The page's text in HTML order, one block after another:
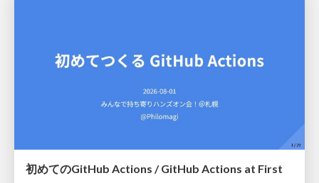
初めてのGitHub Actions / GitHub Actions at First